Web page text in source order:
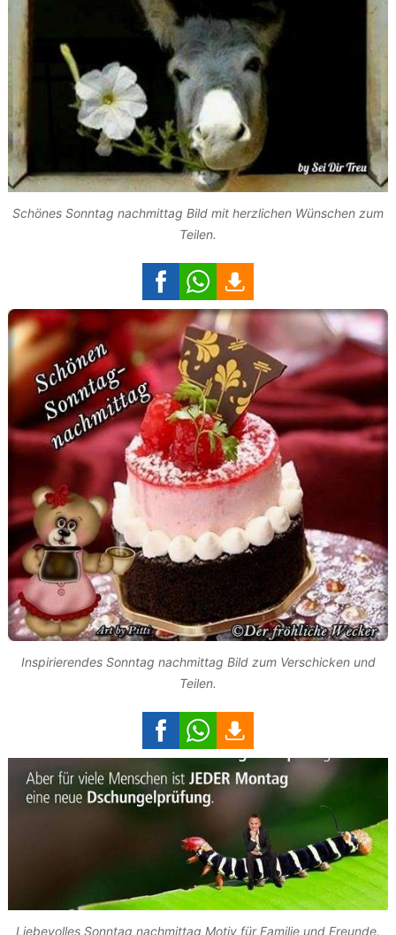
Schönes Sonntag nachmittag Bild mit herzlichen Wünschen zum
Teilen.
Inspirierendes Sonntag nachmittag Bild zum Verschicken und
Teilen.
Liebevolles Sonntag nachmittag Motiv für Familie und Freunde.